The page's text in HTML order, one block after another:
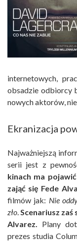
internetowych,
obsadzie odbiorcy
nowych aktorów,
Ekranizacja
Najważniejszą
serii jest z
kinach ma
zająć się Fede
filmów jak: Nie
zło.Scenariusz
Alvarez. Plany
prezes studia